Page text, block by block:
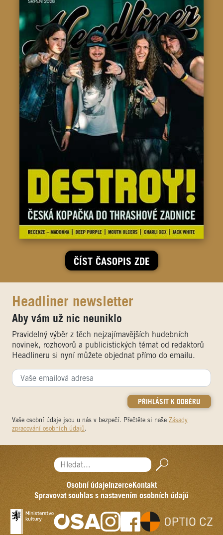
ČÍST ČASOPIS ZDE
Headliner newsletter
Aby vám už nic neuniklo
Pravidelný výběr z těch nejzajímavějších hudebních
novinek, rozhovorů a publicistických témat od redaktorů
Headlineru si nyní můžete objednat přímo do emailu.
Vaše osobní údaje jsou u nás v bezpečí. Přečtěte si naše Zásady
zpracování osobních údajů.
Hledat...
Osobní údajeInzerceKontakt
Spravovat souhlas s nastavením osobních údajů